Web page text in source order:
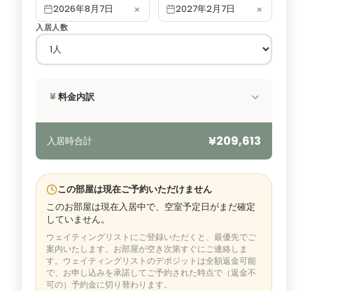
2026年8月7日 × 2027年2月7日 ×
入居人数
¥ 料金内訳
入居時合計 ¥209,613
この部屋は現在ご予約いただけません
このお部屋は現在入居中で、空室予定日がまだ確定
していません。
ウェイティングリストにご登録いただくと、最優先でご
案内いたします。お部屋が空き次第すぐにご連絡しま
す。ウェイティングリストのデポジットは全額返金可能
で、お申し込みを承諾してご予約された時点で（返金不
可の）予約金に切り替わります。